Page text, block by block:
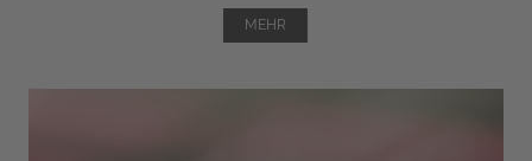
MEHR